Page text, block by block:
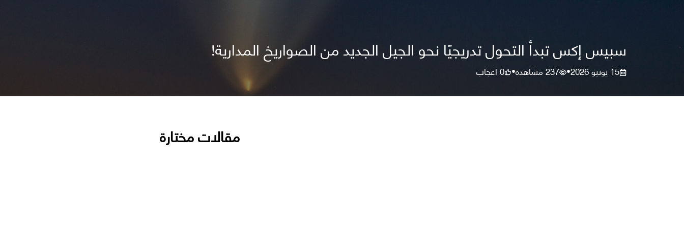
سبيس إكس تبدأ التحول تدريجيًا نحو الجيل الجديد من الصواريخ المدارية!
15 يونيو 2026 •
237مشاهدة•
0اعجاب
مقالات مختارة